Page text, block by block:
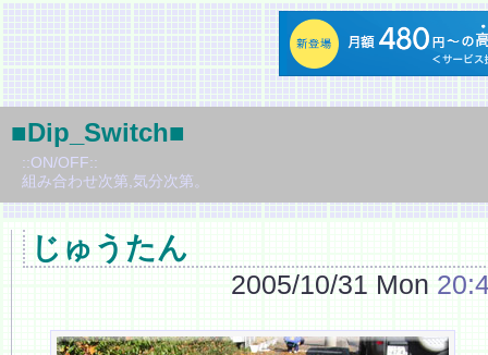
■Dip_Switch■
::ON/OFF::
組み合わせ次第,気分次第。
じゅうたん
2005/10/31 Mon